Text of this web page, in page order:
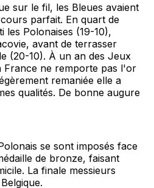
sur le fil, les Bleues avaient
parfait. En quart de
les Polonaises (19-10),
avant de terrasser
(20-10). À un an des Jeux
France ne remporte pas l'or
remaniée elle a
qualités. De bonne augure
se sont imposés face
de bronze, faisant
La finale messieurs